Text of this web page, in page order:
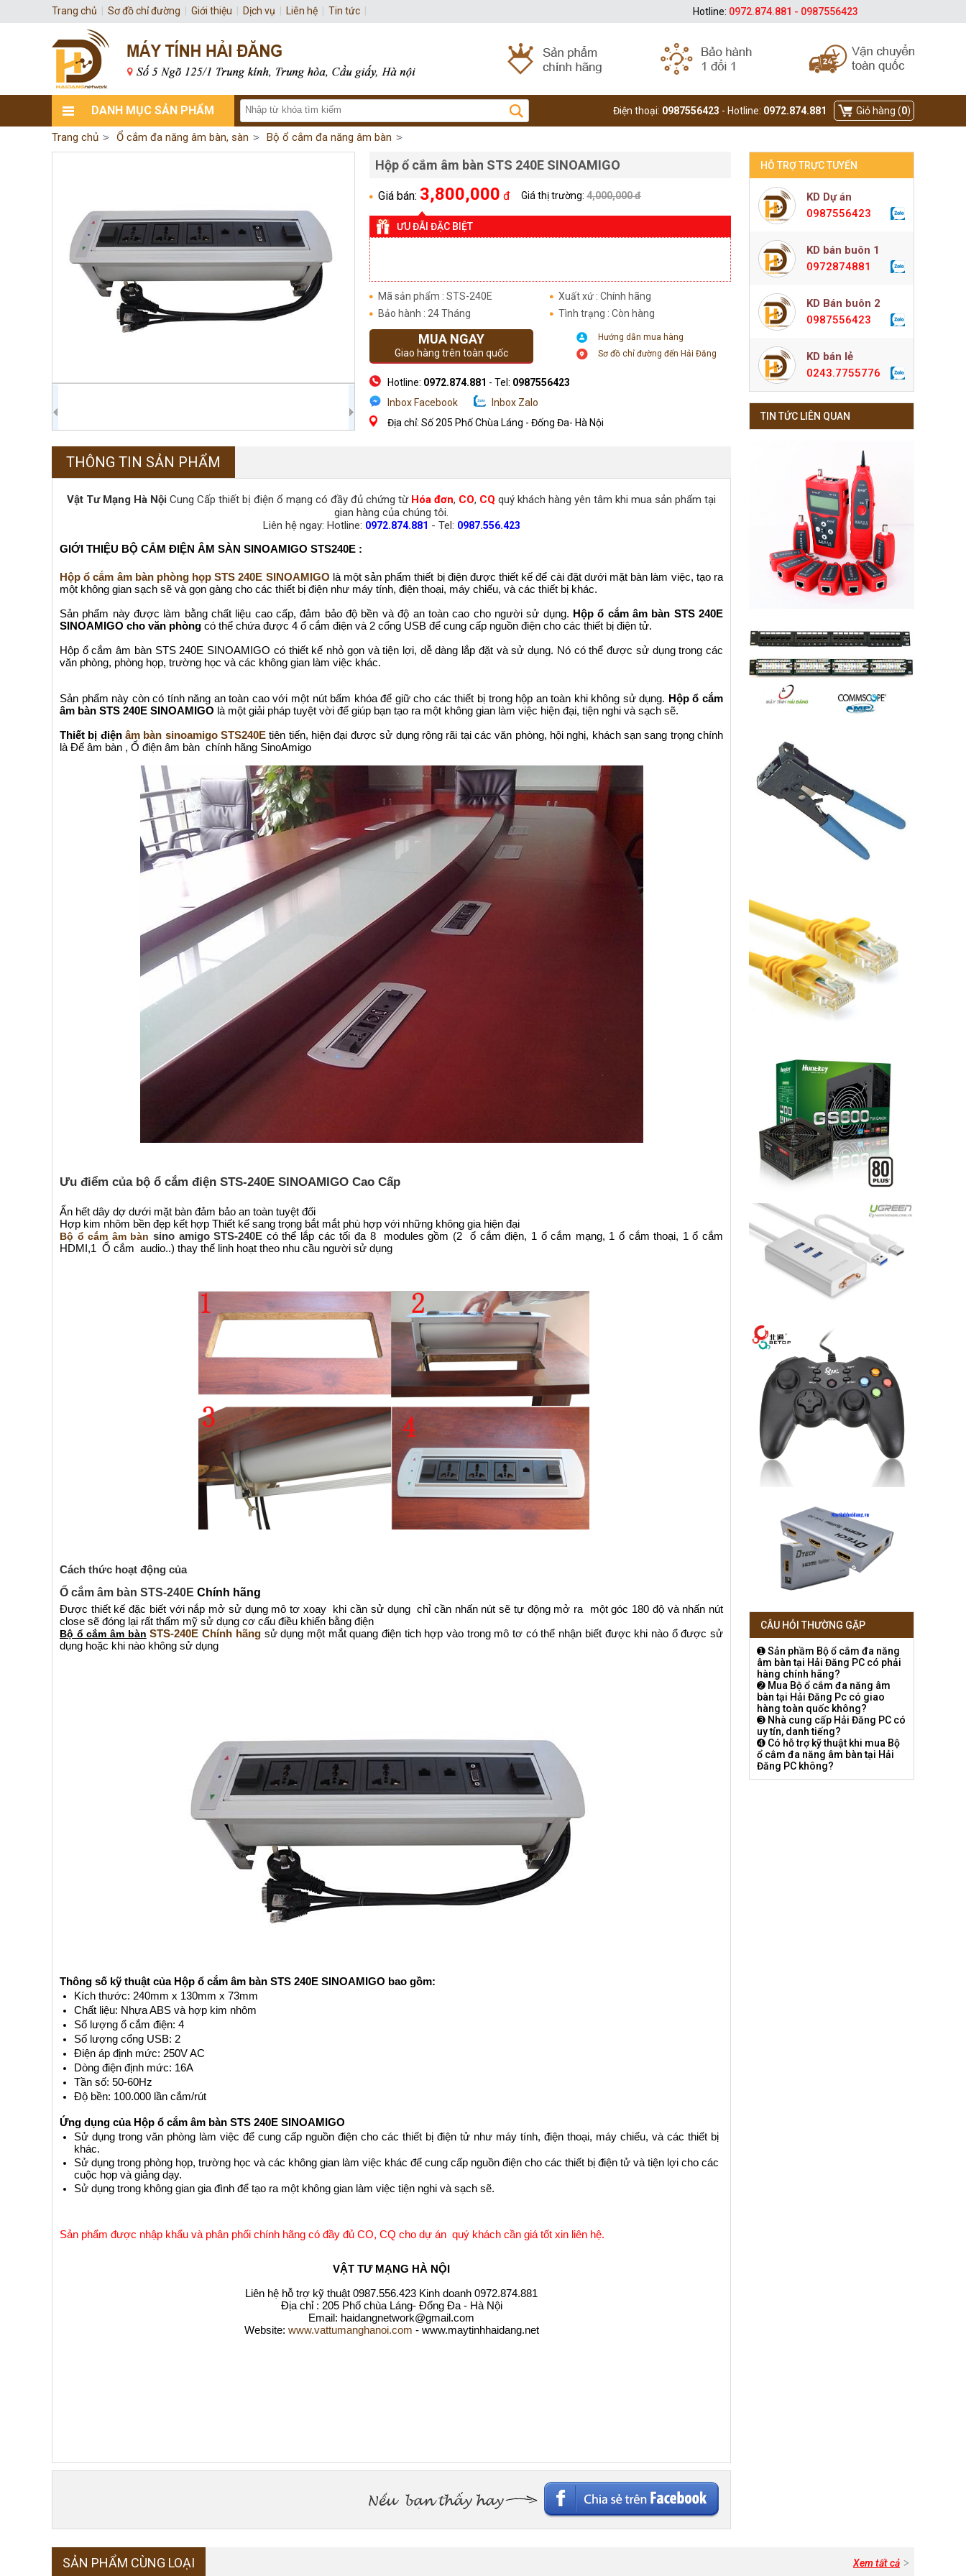
Giỏ hàng (0)
Điện thoại: 0987556423 - Hotline: 0972.874.881
DANH MỤC SẢN PHẨM
Trang chủ Ổ cắm đa năng âm bàn, sàn Bộ ổ cắm đa năng âm bàn
Hộp ổ cắm âm bàn STS 240E SINOAMIGO
Giá bán: 3,800,000 đ Giá thị trường: 4,000,000 đ
ƯU ĐÃI ĐẶC BIỆT
Mã sản phẩm : STS-240E
Xuất xứ : Chính hãng
Bảo hành : 24 Tháng
Tình trạng : Còn hàng
Hướng dẫn mua hàng
Sơ đồ chỉ đường đến Hải Đăng
MUA NGAY
Giao hàng trên toàn quốc
Hotline: 0972.874.881 - Tel: 0987556423
Inbox Facebook
Inbox Zalo
Địa chỉ: Số 205 Phố Chùa Láng - Đống Đa- Hà Nội
THÔNG TIN SẢN PHẨM
Vật Tư Mạng Hà Nội Cung Cấp thiết bị điện ổ mạng có đầy đủ chứng từ Hóa đơn, CO, CQ quý khách hàng yên tâm khi mua sản phẩm tại
gian hàng của chúng tôi.
Liên hệ ngay: Hotline: 0972.874.881 - Tel: 0987.556.423
GIỚI THIỆU BỘ CẮM ĐIỆN ÂM SÀN SINOAMIGO STS240E :
Hộp ổ cắm âm bàn phòng họp STS 240E SINOAMIGO là một sản phẩm thiết bị điện được thiết kế để cài đặt dưới mặt bàn làm việc, tạo ra
một không gian sạch sẽ và gọn gàng cho các thiết bị điện như máy tính, điện thoại, máy chiếu, và các thiết bị khác.
Sản phẩm này được làm bằng chất liệu cao cấp, đảm bảo độ bền và độ an toàn cao cho người sử dụng. Hộp ổ cắm âm bàn STS 240E
SINOAMIGO cho văn phòng có thể chứa được 4 ổ cắm điện và 2 cổng USB để cung cấp nguồn điện cho các thiết bị điện tử.
Hộp ổ cắm âm bàn STS 240E SINOAMIGO có thiết kế nhỏ gọn và tiện lợi, dễ dàng lắp đặt và sử dụng. Nó có thể được sử dụng trong các
văn phòng, phòng họp, trường học và các không gian làm việc khác.
Sản phẩm này còn có tính năng an toàn cao với một nút bấm khóa để giữ cho các thiết bị trong hộp an toàn khi không sử dụng. Hộp ổ cắm
âm bàn STS 240E SINOAMIGO là một giải pháp tuyệt vời để giúp bạn tạo ra một không gian làm việc hiện đại, tiện nghi và sạch sẽ.
Thiết bị điệnâm bàn sinoamigo STS240E tiên tiến, hiện đại được sử dụng rộng rãi tại các văn phòng, hội nghị, khách sạn sang trọng chính
là Đế âm bàn , Ổ điện âm bàn chính hãng SinoAmigo
Ưu điểm của bộ ổ cắm điện STS-240E SINOAMIGO Cao Cấp
Ẩn hết dây dợ dưới mặt bàn đảm bảo an toàn tuyệt đối
Hợp kim nhôm bền đẹp kết hợp Thiết kế sang trọng bắt mắt phù hợp với những không gia hiện đại
Bộ ổ cắm âm bàn sino amigo STS-240E có thể lắp các tối đa 8 modules gồm (2 ổ cắm điện, 1 ổ cắm mạng, 1 ổ cắm thoại, 1 ổ cắm
HDMI,1 Ổ cắm audio..) thay thế linh hoạt theo nhu cầu người sử dụng
Cách thức hoạt động của
Ổ cắm âm bàn STS-240E Chính hãng
Được thiết kế đặc biết với nắp mở sử dụng mô tơ xoay khi cần sử dụng chỉ cần nhấn nút sẽ tự động mở ra một góc 180 độ và nhấn nút
close sẽ đóng lại rất thẩm mỹ sử dụng cơ cấu điều khiển bằng điện
Bộ ổ cắm âm bàn STS-240E Chính hãngsử dụng một mắt quang điện tich hợp vào trong mô tơ có thể nhận biết được khi nào ổ được sử
dụng hoặc khi nào không sử dụng
Thông số kỹ thuật của Hộp ổ cắm âm bàn STS 240E SINOAMIGO bao gồm:
Kích thước: 240mm x 130mm x 73mm
Chất liệu: Nhựa ABS và hợp kim nhôm
Số lượng ổ cắm điện: 4
Số lượng cổng USB: 2
Điện áp định mức: 250V AC
Dòng điện định mức: 16A
Tần số: 50-60Hz
Độ bền: 100.000 lần cắm/rút
Ứng dụng của Hộp ổ cắm âm bàn STS 240E SINOAMIGO
Sử dụng trong văn phòng làm việc để cung cấp nguồn điện cho các thiết bị điện tử như máy tính, điện thoại, máy chiếu, và các thiết bị
khác.
Sử dụng trong phòng họp, trường học và các không gian làm việc khác để cung cấp nguồn điện cho các thiết bị điện tử và tiện lợi cho các
cuộc họp và giảng dạy.
Sử dụng trong không gian gia đình để tạo ra một không gian làm việc tiện nghi và sạch sẽ.
Sản phẩm được nhập khẩu và phân phối chính hãng có đầy đủ CO, CQ cho dự án quý khách cần giá tốt xin liên hệ.
VẬT TƯ MẠNG HÀ NỘI
Liên hệ hỗ trợ kỹ thuật 0987.556.423 Kinh doanh 0972.874.881
Địa chỉ : 205 Phố chùa Láng- Đống Đa - Hà Nội
Email: haidangnetwork@gmail.com
Website: www.vattumanghanoi.com - www.maytinhhaidang.net
HỖ TRỢ TRỰC TUYẾN
KD Dự án
0987556423
KD bán buôn 1
0972874881
KD Bán buôn 2
0987556423
KD bán lẻ
0243.7755776
TIN TỨC LIÊN QUAN
CÂU HỎI THƯỜNG GẶP
➊ Sản phầm Bộ ổ cắm đa năng
âm bàn tại Hải Đăng PC có phải
hàng chính hãng?
➋ Mua Bộ ổ cắm đa năng âm
bàn tại Hải Đăng Pc có giao
hàng toàn quốc không?
➌ Nhà cung cấp Hải Đăng PC có
uy tín, danh tiếng?
➍ Có hỗ trợ kỹ thuật khi mua Bộ
ổ cắm đa năng âm bàn tại Hải
Đăng PC không?
Xem tất cả
SẢN PHẨM CÙNG LOẠI
Trang chủ Sơ đồ chỉ đường Giới thiệu Dịch vụ Liên hệ Tin tức Hotline: 0972.874.881 - 0987556423